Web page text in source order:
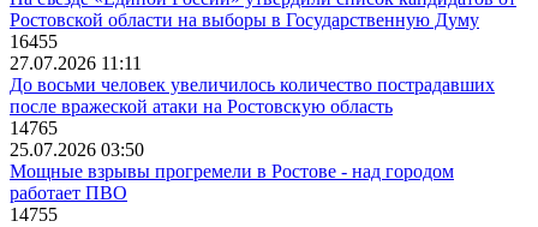
Ростовской области на выборы в Государственную Думу
16455
27.07.2026 11:11
До восьми человек увеличилось количество пострадавших
после вражеской атаки на Ростовскую область
14765
25.07.2026 03:50
Мощные взрывы прогремели в Ростове - над городом
работает ПВО
14755